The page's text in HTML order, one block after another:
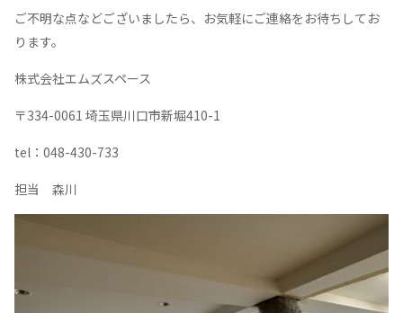
ご不明な点などございましたら、お気軽にご連絡をお待ちしてお
ります。
株式会社エムズスペース
〒334-0061 埼玉県川口市新堀410-1
tel：048-430-733
担当 森川